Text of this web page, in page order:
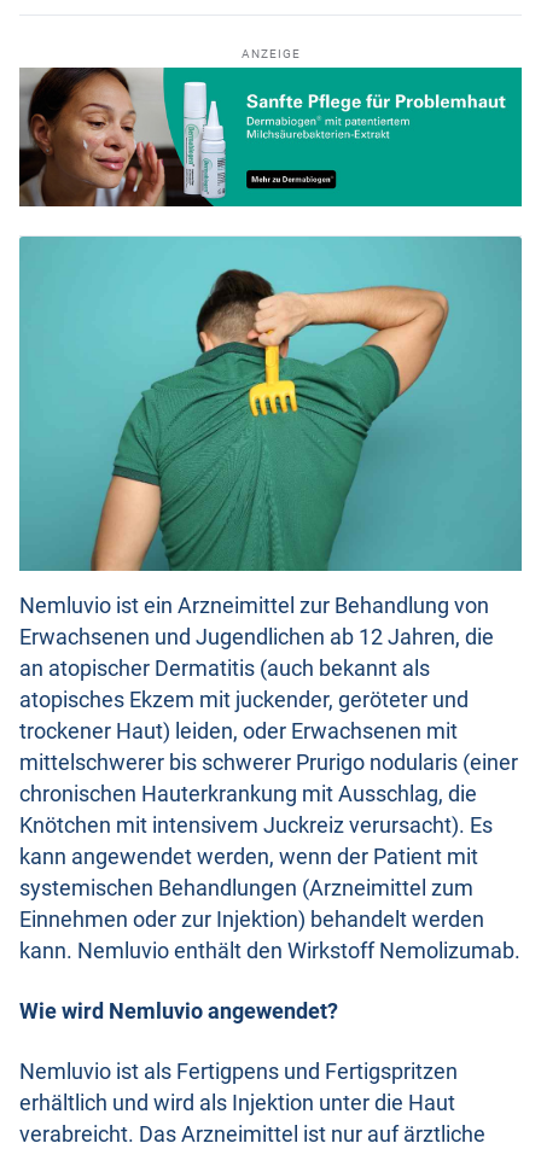
ANZEIGE
Nemluvio ist ein Arzneimittel zur Behandlung von
Erwachsenen und Jugendlichen ab 12 Jahren, die
an atopischer Dermatitis (auch bekannt als
atopisches Ekzem mit juckender, geröteter und
trockener Haut) leiden, oder Erwachsenen mit
mittelschwerer bis schwerer Prurigo nodularis (einer
chronischen Hauterkrankung mit Ausschlag, die
Knötchen mit intensivem Juckreiz verursacht). Es
kann angewendet werden, wenn der Patient mit
systemischen Behandlungen (Arzneimittel zum
Einnehmen oder zur Injektion) behandelt werden
kann. Nemluvio enthält den Wirkstoff Nemolizumab.
Wie wird Nemluvio angewendet?
Nemluvio ist als Fertigpens und Fertigspritzen
erhältlich und wird als Injektion unter die Haut
verabreicht. Das Arzneimittel ist nur auf ärztliche